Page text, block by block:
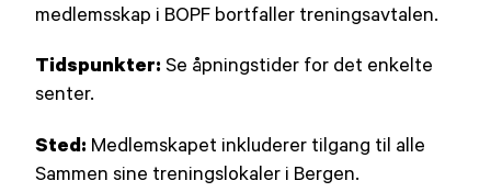
medlemsskap i BOPF bortfaller treningsavtalen.
Tidspunkter: Se åpningstider for det enkelte
senter.
Sted: Medlemskapet inkluderer tilgang til alle
Sammen sine treningslokaler i Bergen.